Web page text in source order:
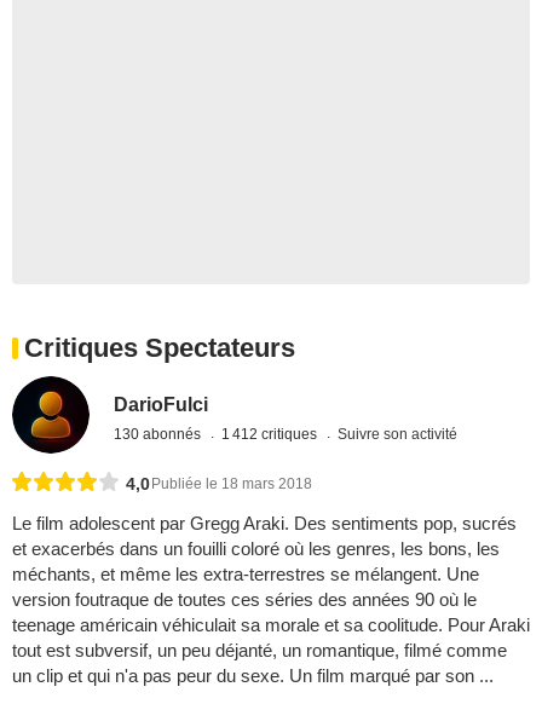
Critiques Spectateurs
DarioFulci
130 abonnés 1 412 critiques Suivre son activité
4,0 Publiée le 18 mars 2018
Le film adolescent par Gregg Araki. Des sentiments pop, sucrés
et exacerbés dans un fouilli coloré où les genres, les bons, les
méchants, et même les extra-terrestres se mélangent. Une
version foutraque de toutes ces séries des années 90 où le
teenage américain véhiculait sa morale et sa coolitude. Pour Araki
tout est subversif, un peu déjanté, un romantique, filmé comme
un clip et qui n'a pas peur du sexe. Un film marqué par son ...